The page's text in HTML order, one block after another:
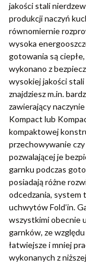
jakości stali
produkcji naczyń
równomiernie
wysoka
gotowania są
wykonano z
wysokiej jakości
znajdziesz m.in.
zawierający
Kompact lub
kompaktowej
przechowywanie
pozwalającej je
garnku podczas
posiadają różne
odcedzania, system
uchwytów Fold’in.
wszystkimi obecnie
garnków, ze
łatwiejsze i mniej
wykonanych z